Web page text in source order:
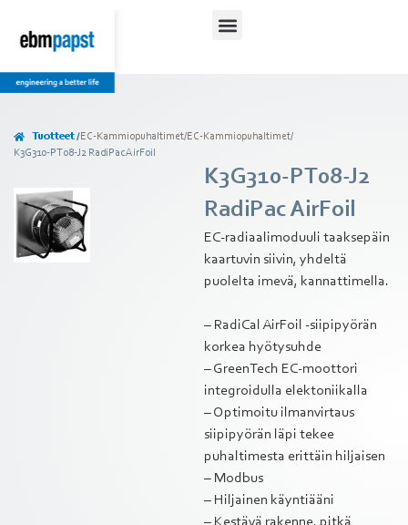
Tuotteet /EC-Kammiopuhaltimet/EC-Kammiopuhaltimet/
K3G310-PT08-J2 RadiPac AirFoil
K3G310-PT08-J2
RadiPac AirFoil
EC-radiaalimoduuli taaksepäin
kaartuvin siivin, yhdeltä
puolelta imevä, kannattimella.
– RadiCal AirFoil -siipipyörän
korkea hyötysuhde
– GreenTech EC-moottori
integroidulla elektoniikalla
– Optimoitu ilmanvirtaus
siipipyörän läpi tekee
puhaltimesta erittäin hiljaisen
– Modbus
– Hiljainen käyntiääni